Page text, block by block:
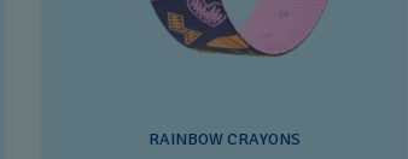
RAINBOW CRAYONS